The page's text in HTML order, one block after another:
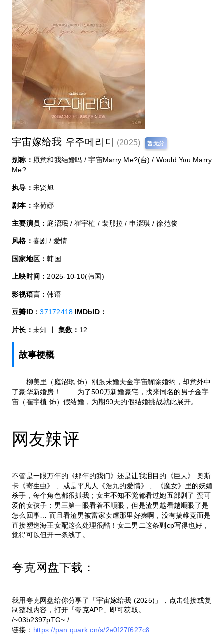
宇宙嫁给我 우주메리미 (2025) 暂无分
别称： 愿意和我结婚吗 / 宇宙Marry Me?(台) / Would You Marry
Me?
执导： 宋贤旭
剧本： 李荷娜
主要演员： 庭沼珉 / 崔宇植 / 裴那拉 / 申涩琪 / 徐范俊
风格： 喜剧 / 爱情
国家地区：韩国
上映时间： 2025-10-10(韩国)
影视语言：韩语
豆瓣ID：37172418 IMDbID：
片长： 未知 丨集数： 12
故事梗概
柳美里（庭沼珉 饰）刚跟未婚夫金宇宙解除婚约，却意外中
了豪华新婚房！ 为了500万新婚豪宅，找来同名的男子金宇
宙（崔宇植 饰）假结婚，为期90天的假结婚挑战就此展开。
网友辣评
不管是一眼万年的《那年的我们》还是让我泪目的《巨人》 奥斯
卡《寄生虫》 、或是平凡人《浩九的爱情》 、《魔女》里的妖媚
杀手，每个角色都很抓我；女主不知不觉都看过她五部剧了 蛮可
爱的女孩子；男三第一眼看着不顺眼，但是渣男越看越顺眼了是
怎么回事… 而且看渣男被富家女虐那里好爽啊，没有搞雌竞而是
直接塑造海王女配这么处理很酷！女二男二这条副cp写得也好，
觉得可以但开一条线了。
夸克网盘下载：
我用夸克网盘给你分享了「宇宙嫁给我 (2025)」，点击链接或复
制整段内容，打开「夸克APP」即可获取。
/~03b2397pTG~:/
链接： https://pan.quark.cn/s/2e0f27f627c8